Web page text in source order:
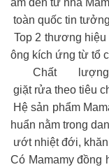
ẩm đến từ nhà
toàn quốc tin
Top 2 thương
ông kích ứng từ tổ
Chất
giặt rửa theo tiêu
Hệ sản phẩm
huẩn nằm trong
ướt nhiệt đới,
Có Mamamy đồng